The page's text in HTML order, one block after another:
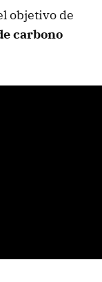
objetivo de
carbono